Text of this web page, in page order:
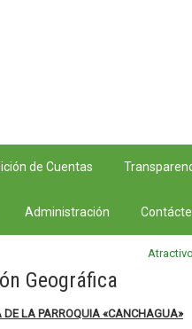
de Cuentas
Administración
Geográfica
DE LA PARROQUIA «CANCHAGUA»